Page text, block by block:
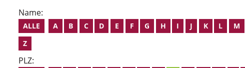
Name:
ALLE A B C D E F G H I J K L M
Z
PLZ: